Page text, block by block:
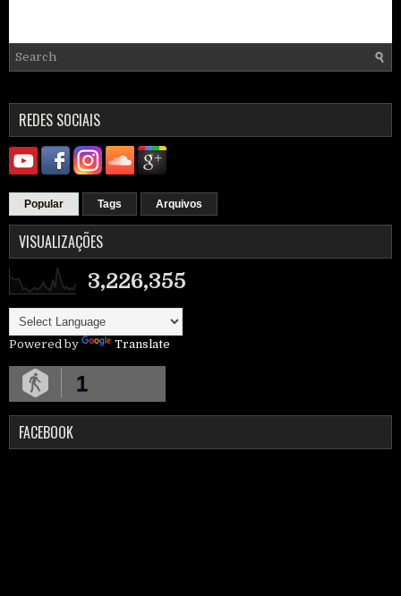
REDES SOCIAIS
Popular Tags Arquivos
VISUALIZAÇÕES
3,226,355
Powered by Translate
1
FACEBOOK